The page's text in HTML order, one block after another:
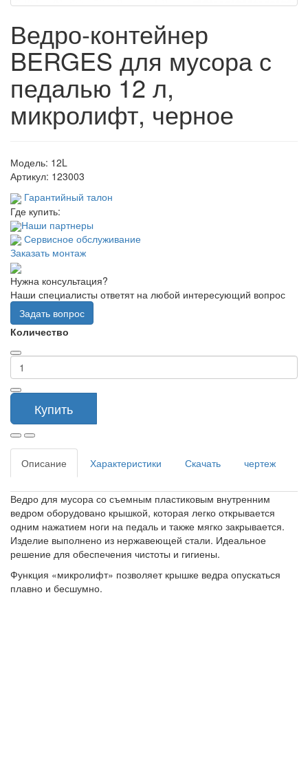
Ведро-контейнер
BERGES для мусора с
педалью 12 л,
микролифт, черное
Модель: 12L
Артикул: 123003
Гарантийный талон
Где купить:
Наши партнеры
Сервисное обслуживание
Заказать монтаж
Нужна консультация?
Наши специалисты ответят на любой интересующий вопрос
Задать вопрос
Количество
Купить
Описание Характеристики Скачать чертеж
Ведро для мусора со съемным пластиковым внутренним
ведром оборудовано крышкой, которая легко открывается
одним нажатием ноги на педаль и также мягко закрывается.
Изделие выполнено из нержавеющей стали. Идеальное
решение для обеспечения чистоты и гигиены.
Функция «микролифт» позволяет крышке ведра опускаться
плавно и бесшумно.